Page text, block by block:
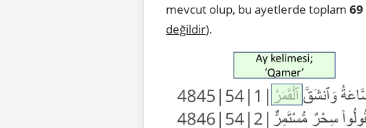
mevcut olup, bu ayetlerde toplam 69
değildir).